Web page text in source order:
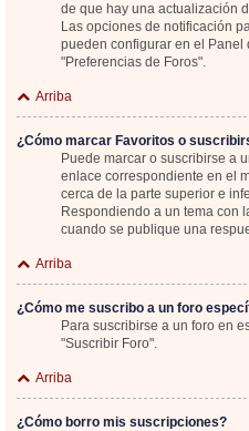
de que hay una actualización
Las opciones de notificación
pueden configurar en el Panel
"Preferencias de Foros".
Arriba
¿Cómo marcar Favoritos o
Puede marcar o suscribirse a
enlace correspondiente en el
cerca de la parte superior e
Respondiendo a un tema con
cuando se publique una
Arriba
¿Cómo me suscribo a un foro
Para suscribirse a un foro en
"Suscribir Foro".
Arriba
¿Cómo borro mis suscripciones?